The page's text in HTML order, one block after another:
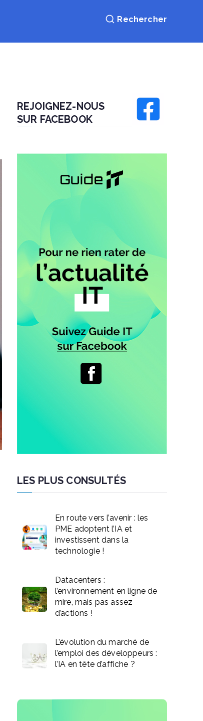
REJOIGNEZ-NOUS
SUR FACEBOOK
LES PLUS CONSULTÉS
En route vers l’avenir : les
PME adoptent l’IA et
investissent dans la
technologie !
Datacenters :
l’environnement en ligne de
mire, mais pas assez
d’actions !
L’évolution du marché de
l’emploi des développeurs :
l’IA en tête d’affiche ?